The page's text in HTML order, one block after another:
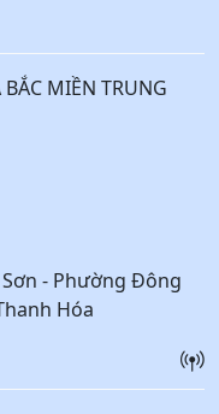
MIỀN TRUNG
- Phường Đông
Hóa